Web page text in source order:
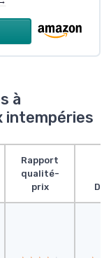
à
intempéries
Rapport
qualité-
prix